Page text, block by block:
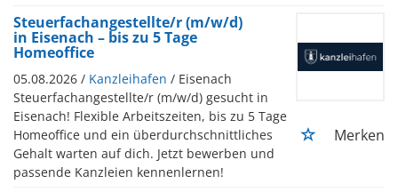
Steuerfachangestellte/r (m/w/d)
in Eisenach – bis zu 5 Tage
Homeoffice
05.08.2026 / Kanzleihafen / Eisenach
Steuerfachangestellte/r (m/w/d) gesucht in
Eisenach! Flexible Arbeitszeiten, bis zu 5 Tage
Homeoffice und ein überdurchschnittliches
Gehalt warten auf dich. Jetzt bewerben und
passende Kanzleien kennenlernen!
Merken